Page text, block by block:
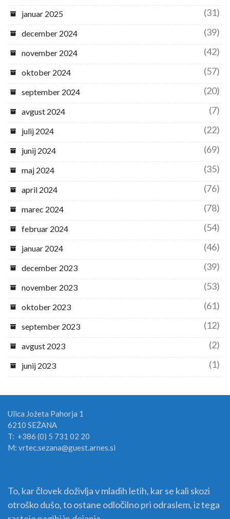
januar 2025 (31)
december 2024 (39)
november 2024 (42)
oktober 2024 (57)
september 2024 (20)
avgust 2024 (7)
julij 2024 (22)
junij 2024 (69)
maj 2024 (35)
april 2024 (76)
marec 2024 (78)
februar 2024 (54)
januar 2024 (46)
december 2023 (39)
november 2023 (53)
oktober 2023 (61)
september 2023 (12)
avgust 2023 (2)
junij 2023 (1)
Ulica Jožeta Pahorja 1
6210 SEŽANA
T: +386 (0) 5 731 02 20
M: vrtec.sezana@guest.arnes.si
To, kar človek doživlja v mladih letih, kar se kali skozi
otroško dušo, to ostane odločilno pri odraslem, iz tega